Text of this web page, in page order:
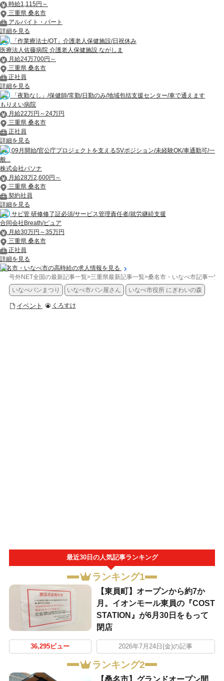
時給1,115円～
三重県 桑名市
アルバイト・パート
詳細を見る
「作業療法士/OT」介護老人保健施設/日祝休み
医療法人佐藤病院 介護老人保健施設 ながしま
月給24万700円～
三重県 桑名市
正社員
詳細を見る
「夜勤なし」/保健師/常勤/日勤のみ/地域包括支援センター/車で通えます
もりえい病院
月給22万円～24万円
三重県 桑名市
正社員
詳細を見る
09月開始/官公庁プロジェクトを支えるSVポジション/未経験OK/車通勤可/一
般...
株式会社パソナ
月給28万2,600円～
三重県 桑名市
契約社員
詳細を見る
サビ管 研修修了証必須/サービス管理責任者/就労継続支援
合同会社Breath/ピュア
月給30万円～35万円
三重県 桑名市
正社員
詳細を見る
桑名市・いなべ市の高時給の求人情報を見る
号外NET全国の最新記事一覧>三重県最新記事一覧>桑名市・いなべ市記事一覧
いなべパンまつり
いなべ市パン屋さん いなべ市役所 にぎわいの森
イベント くろすけ
最近30日の人気記事ランキング
ランキング1
【東員町】オープンから約7か
月。イオンモール東員の『COST
STATION』が6月30日をもって
閉店
36,295ビュー 2026年7月24日(金)の記事
ランキング2
【桑名市】グランドオープン間